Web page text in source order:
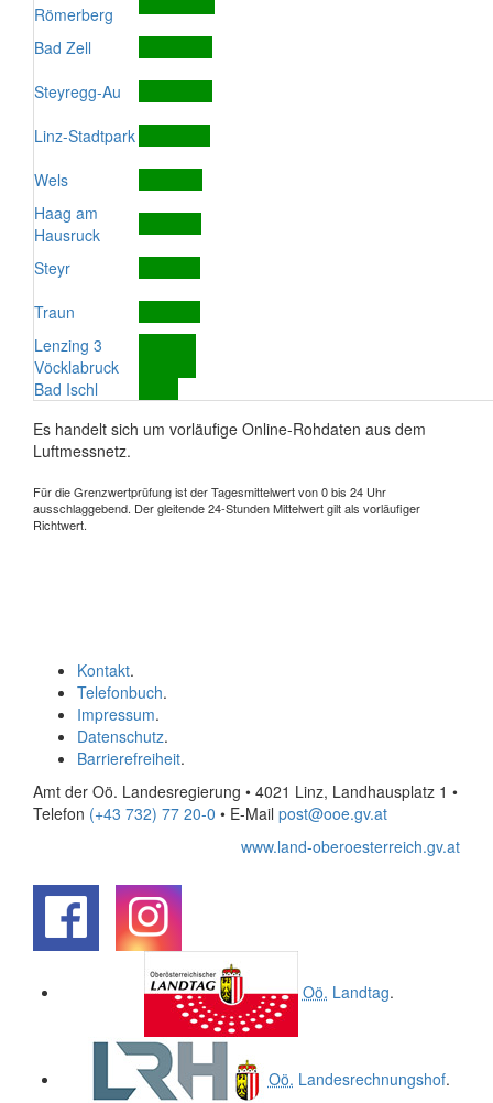
Römerberg
Bad Zell
Steyregg-Au
Linz-Stadtpark
Wels
Haag am
Hausruck
Steyr
Traun
Lenzing 3
Vöcklabruck
Bad Ischl
Es handelt sich um vorläufige Online-Rohdaten aus dem
Luftmessnetz.
Für die Grenzwertprüfung ist der Tagesmittelwert von 0 bis 24 Uhr
ausschlaggebend. Der gleitende 24-Stunden Mittelwert gilt als vorläufiger
Richtwert.
Kontakt.
Telefonbuch.
Impressum.
Datenschutz.
Barrierefreiheit.
Amt der Oö. Landesregierung • 4021 Linz, Landhausplatz 1 •
Telefon (+43 732) 77 20-0 • E-Mail post@ooe.gv.at
www.land-oberoesterreich.gv.at
Oö. Landtag.
Oö. Landesrechnungshof.